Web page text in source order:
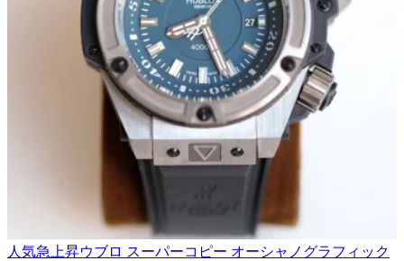
人気急上昇ウブロ スーパーコピー オーシャノグラフィック